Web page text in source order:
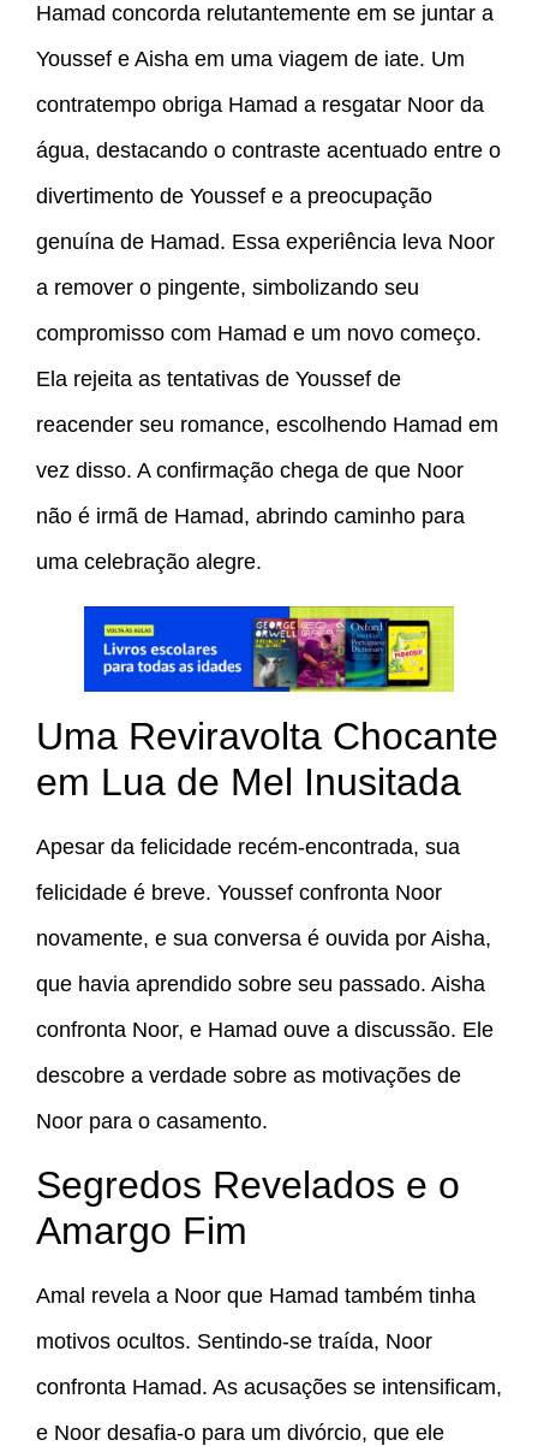
Hamad concorda relutantemente em se juntar a
Youssef e Aisha em uma viagem de iate. Um
contratempo obriga Hamad a resgatar Noor da
água, destacando o contraste acentuado entre o
divertimento de Youssef e a preocupação
genuína de Hamad. Essa experiência leva Noor
a remover o pingente, simbolizando seu
compromisso com Hamad e um novo começo.
Ela rejeita as tentativas de Youssef de
reacender seu romance, escolhendo Hamad em
vez disso. A confirmação chega de que Noor
não é irmã de Hamad, abrindo caminho para
uma celebração alegre.
Uma Reviravolta Chocante
em Lua de Mel Inusitada
Apesar da felicidade recém-encontrada, sua
felicidade é breve. Youssef confronta Noor
novamente, e sua conversa é ouvida por Aisha,
que havia aprendido sobre seu passado. Aisha
confronta Noor, e Hamad ouve a discussão. Ele
descobre a verdade sobre as motivações de
Noor para o casamento.
Segredos Revelados e o
Amargo Fim
Amal revela a Noor que Hamad também tinha
motivos ocultos. Sentindo-se traída, Noor
confronta Hamad. As acusações se intensificam,
e Noor desafia-o para um divórcio, que ele